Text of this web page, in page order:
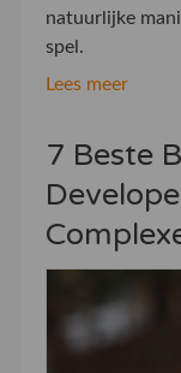
natuurlijke
spel.
Lees meer
7 Beste